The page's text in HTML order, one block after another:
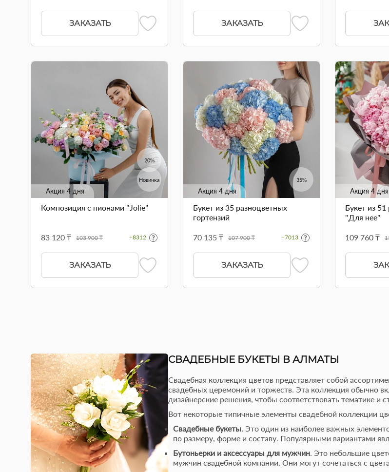
ЗАКАЗАТЬ ЗАКАЗАТЬ
Акция 4 дня
20%
Новинка
Композиция с пионами "Jolie"
83 120 ₸ 103 900 ₸ +8312
ЗАКАЗАТЬ
Акция 4 дня
35%
Букет из 35 разноцветных
гортензий
70 135 ₸ 107 900 ₸ +7013
ЗАКАЗАТЬ
Акция 4 дня
Букет из 51
"Для нее"
109 760 ₸
СВАДЕБНЫЕ БУКЕТЫ В АЛМАТЫ
Свадебная коллекция цветов представляет собой
свадебных церемоний и торжеств. Эта коллекция обычно
дизайнерские решения, чтобы соответствовать тематике и
Вот некоторые типичные элементы свадебной коллекции
Свадебные букеты. Это один из наиболее важных
по размеру, форме и составу. Популярными вариантами
Бутоньерки и аксессуары для мужчин. Это небольшие
мужчин свадебной компании. Они могут сочетаться с